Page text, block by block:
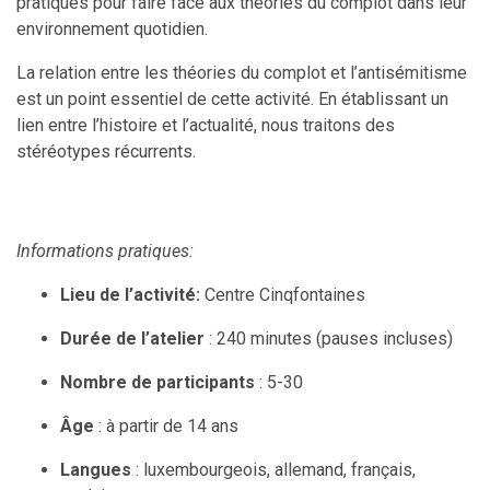
environnement quotidien.
La relation entre les théories du complot et l’antisémitisme
est un point essentiel de cette activité. En établissant un
lien entre l’histoire et l’actualité, nous traitons des
stéréotypes récurrents.
Informations pratiques:
Lieu de l’activité: Centre Cinqfontaines
Durée de l’atelier : 240 minutes (pauses incluses)
Nombre de participants : 5-30
Âge : à partir de 14 ans
Langues : luxembourgeois, allemand, français,